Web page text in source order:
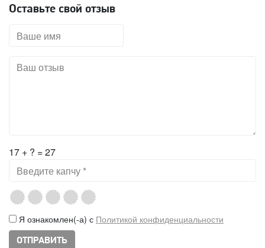
Оставьте свой отзыв
17 + ? = 27
Я ознакомлен(-а) с Политикой конфиденциальности